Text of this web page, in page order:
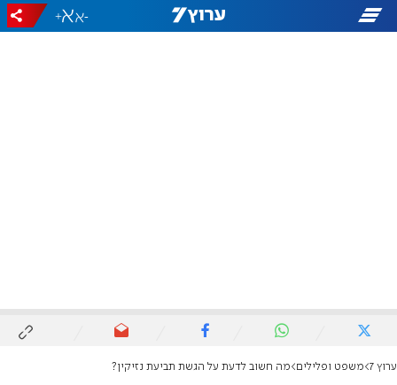
-
+
ערוץ 7 משפט ופלילים מה חשוב לדעת על הגשת תביעת נזיקין?